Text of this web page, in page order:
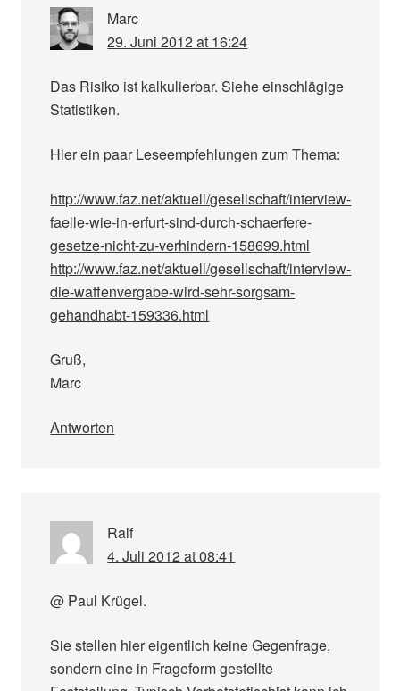
Marc
29. Juni 2012 at 16:24
Das Risiko ist kalkulierbar. Siehe einschlägige
Statistiken.
Hier ein paar Leseempfehlungen zum Thema:
http://www.faz.net/aktuell/gesellschaft/interview-
faelle-wie-in-erfurt-sind-durch-schaerfere-
gesetze-nicht-zu-verhindern-158699.html
http://www.faz.net/aktuell/gesellschaft/interview-
die-waffenvergabe-wird-sehr-sorgsam-
gehandhabt-159336.html
Gruß,
Marc
Antworten
Ralf
4. Juli 2012 at 08:41
@ Paul Krügel.
Sie stellen hier eigentlich keine Gegenfrage,
sondern eine in Frageform gestellte